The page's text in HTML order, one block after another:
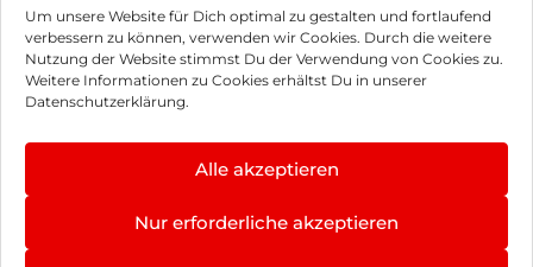
Um unsere Website für Dich optimal zu gestalten und fortlaufend
verbessern zu können, verwenden wir Cookies. Durch die weitere
Nutzung der Website stimmst Du der Verwendung von Cookies zu.
Weitere Informationen zu Cookies erhältst Du in unserer
Datenschutzerklärung.
Alle akzeptieren
Nur erforderliche akzeptieren
Impressum
Hinweis zur Batterieentsorgung